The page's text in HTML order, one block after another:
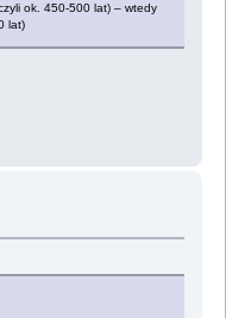
ok. 450-500 lat) – wtedy
lat)